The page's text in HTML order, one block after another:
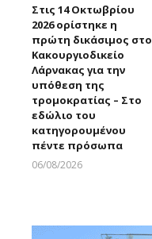
Στις 14 Οκτωβρίου
2026 ορίστηκε η
πρώτη δικάσιμος στο
Κακουργιοδικείο
Λάρνακας για την
υπόθεση της
τρομοκρατίας – Στο
εδώλιο του
κατηγορουμένου
πέντε πρόσωπα
06/08/2026